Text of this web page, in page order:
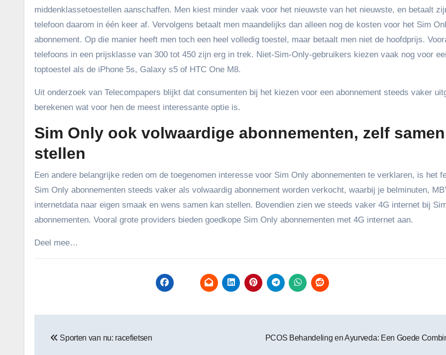
middenklassetoestellen aanschaffen. Men kiest minder vaak voor het nieuwste van het nieuwste, en betaalt
telefoon daarom in één keer af. Vervolgens betaalt men maandelijks dan alleen nog de kosten voor het Sim
abonnement. Op die manier heeft men toch een heel volledig toestel, maar betaalt men niet de hoofdprijs.
telefoons in een prijsklasse van 300 tot 450 zijn erg in trek. Niet-Sim-Only-gebruikers kiezen vaak nog voor
toptoestel als de iPhone 5s, Galaxy s5 of HTC One M8.
Uit onderzoek van Telecompapers blijkt dat consumenten bij het kiezen voor een abonnement steeds vaker
berekenen wat voor hen de meest interessante optie is.
Sim Only ook volwaardige abonnementen, zelf
stellen
Een andere belangrijke reden om de toegenomen interesse voor Sim Only abonnementen te verklaren, is het
Sim Only abonnementen steeds vaker als volwaardig abonnement worden verkocht, waarbij je belminuten,
internetdata naar eigen smaak en wens samen kan stellen. Bovendien zien we steeds vaker 4G internet bij
abonnementen. Vooral grote providers bieden goedkope Sim Only abonnementen met 4G internet aan.
Deel mee…
navigatie
Sporten van nu: racefietsen PCOS Behandeling en Ayurveda: Een Goede